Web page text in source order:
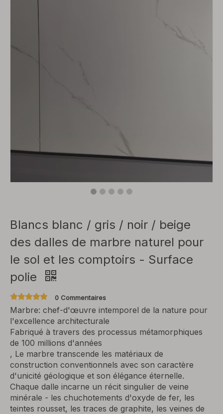
Blancs blanc / gris / noir / beige
des dalles de marbre naturel pour
le sol et les comptoirs - Surface
polie
0 Commentaires
Marbre: chef-d'œuvre intemporel de la nature pour
l'excellence architecturale
Fabriqué à travers des processus métamorphiques
de 100 millions d'années
, Le marbre transcende les matériaux de
construction conventionnels avec son caractère
d'unicité géologique et son élégance éternelle.
Chaque dalle incarne un récit singulier de veine
minérale - les chuchotements d'oxyde de fer, les
teintes rousset, les traces de graphite, les veines de